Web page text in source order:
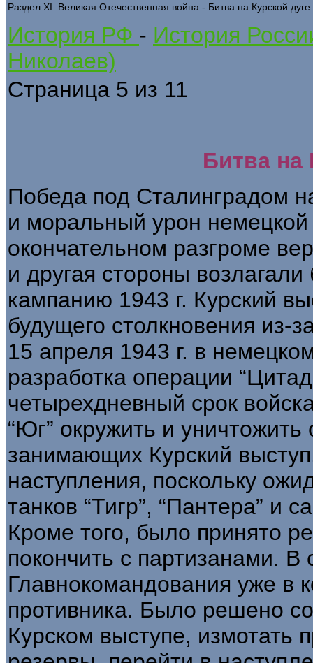
Раздел XI. Великая Отечественная война - Битва на Курской дуге
История РФ - История
Николаев)
Страница 5 из 11
Битва на
Победа под Сталинградом
и моральный урон
окончательном разгроме
и другая стороны
кампанию 1943 г. Курский
будущего столкновения из-
15 апреля 1943 г. в
разработка операции
четырехдневный срок
“Юг” окружить и уничтожить
занимающих Курский
наступления, поскольку
танков “Тигр”, “Пантера” и
Кроме того, было принято
покончить с партизанами. В
Главнокомандования уже в
противника. Было решено
Курском выступе, измотать